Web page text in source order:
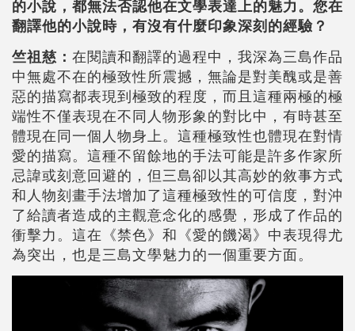
的小說，都無法否認他在文學表達上的魅力。您在
翻譯他的小說時，有沒有什麼印象深刻的經驗？
竺祖慈： 在閱讀和翻譯的過程中，我深為三島作品
中無處不在的極致性所震撼，無論是對美醜或是善
惡的描寫都表現到極致的程度，而且這種兩極的極
端性不僅表現在不同人物形象的對比中，有時甚至
體現在同一個人物身上。這種極致性也體現在對情
愛的描寫。這種不留餘地的手法可能是許多作家所
忌諱或刻意回避的，但三島卻以其高妙的敘事方式
和人物刻畫手法增加了這種極致性的可信度，對沖
了給讀者造成的主觀意念化的感覺，形成了作品的
衝擊力。這在《禁色》和《愛的饑渴》中表現得尤
為突出，也是三島文學魅力的一個重要方面。